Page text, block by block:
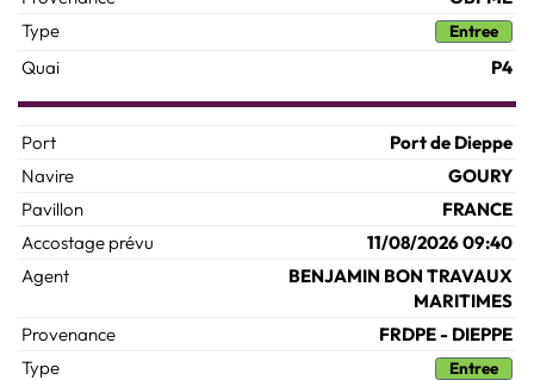
Entree
P4
Port de Dieppe
GOURY
FRANCE
11/08/2026 09:40
BENJAMIN BON TRAVAUX
MARITIMES
FRDPE - DIEPPE
Entree